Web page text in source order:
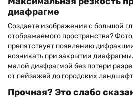
диафрагме
Создаете изображения с большой
отображаемого пространства?
препятствует появлению
возникать при закрытии
малой диафрагмой без потери
от пейзажей до городских
Прочная? Это слабо